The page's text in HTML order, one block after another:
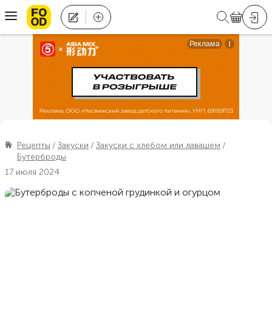
Рецепты Закуски
Закуски с хлебом или лавашем
Бутерброды
17 июля 2024